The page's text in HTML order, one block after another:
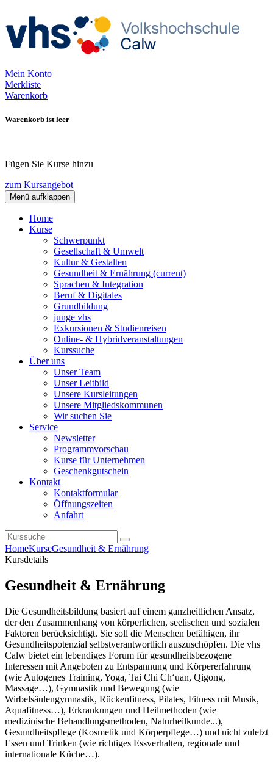
Mein Konto
Merkliste
Warenkorb
Warenkorb ist leer
Fügen Sie Kurse hinzu
zum Kursangebot
Menü aufklappen
Home
Kurse
Schwerpunkt
Gesellschaft & Umwelt
Kultur & Gestalten
Gesundheit & Ernährung (current)
Sprachen & Integration
Beruf & Digitales
Grundbildung
junge vhs
Exkursionen & Studienreisen
Online- & Hybridveranstaltungen
Kurssuche
Über uns
Unser Team
Unser Leitbild
Unsere Kursleitungen
Unsere Mitgliedskommunen
Wir suchen Sie
Service
Newsletter
Programmvorschau
Kurse für Unternehmen
Geschenkgutschein
Kontakt
Kontaktformular
Öffnungszeiten
Anfahrt
HomeKurseGesundheit & Ernährung
Kursdetails
Gesundheit & Ernährung
Die Gesundheitsbildung basiert auf einem ganzheitlichen Ansatz,
der den Zusammenhang von körperlichen, seelischen und sozialen
Faktoren berücksichtigt. Sie soll die Menschen befähigen, ihr
Gesundheitspotenzial selbstverantwortlich auszuschöpfen. Die vhs
Calw bietet ein lebendiges Forum für gesundheitsbezogene
Interessen mit Angeboten zu Entspannung und Körpererfahrung
(wie Autogenes Training, Yoga, Tai Chi Ch‘uan, Qigong,
Massage…), Gymnastik und Bewegung (wie
Wirbelsäulengymnastik, Rückenfitness, Pilates, Fitness mit Musik,
Aquafitness…), Erkrankungen und Heilmethoden (wie
medizinische Behandlungsmethoden, Naturheilkunde...),
Gesundheitspflege (Kosmetik und Körperpflege…) und nicht zuletzt
Essen und Trinken (wie richtiges Essverhalten, regionale und
internationale Küche…).